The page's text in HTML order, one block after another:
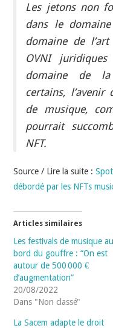
Les jetons non
dans le
domaine de
OVNI
domaine de la
certains,
de musique,
pourrait
NFT.
Source / Lire la suite :
débordé par les NFTs
Articles similaires
Les festivals de musique au
bord du gouffre : “On est
autour de 500 000 €
d’augmentation”
20/08/2022
Dans "Non classé"
La Sacem adapte le droit